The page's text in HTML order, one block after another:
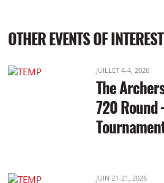
OTHER EVENTS OF INTEREST
JUILLET 4-4, 2026
The
720 Round
JUIN 21-21, 2026